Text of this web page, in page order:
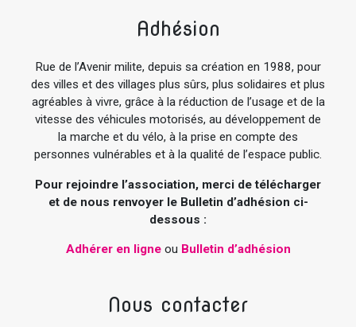
Adhésion
Rue de l’Avenir milite, depuis sa création en 1988, pour
des villes et des villages plus sûrs, plus solidaires et plus
agréables à vivre, grâce à la réduction de l’usage et de la
vitesse des véhicules motorisés, au développement de
la marche et du vélo, à la prise en compte des
personnes vulnérables et à la qualité de l’espace public.
Pour rejoindre l’association, merci de télécharger
et de nous renvoyer le Bulletin d’adhésion ci-
dessous :
Adhérer en ligneou Bulletin d’adhésion
Nous contacter